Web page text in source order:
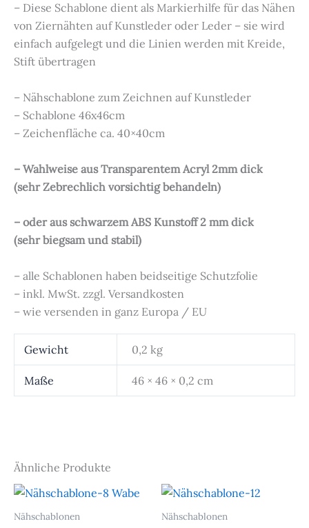
– Diese Schablone dient als Markierhilfe für das Nähen
von Ziernähten auf Kunstleder oder Leder – sie wird
einfach aufgelegt und die Linien werden mit Kreide,
Stift übertragen
– Nähschablone zum Zeichnen auf Kunstleder
– Schablone 46x46cm
– Zeichenfläche ca. 40×40cm
– Wahlweise aus Transparentem Acryl 2mm dick
(sehr Zebrechlich vorsichtig behandeln)
– oder aus schwarzem ABS Kunstoff 2 mm dick
(sehr biegsam und stabil)
– alle Schablonen haben beidseitige Schutzfolie
– inkl. MwSt. zzgl. Versandkosten
– wie versenden in ganz Europa / EU
Gewicht 0,2 kg
Maße 46 × 46 × 0,2 cm
Ähnliche Produkte
Nähschablonen Nähschablonen